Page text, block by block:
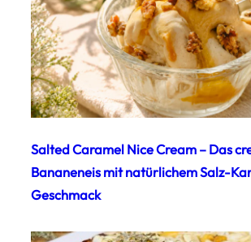
Salted Caramel Nice Cream – Das
Bananeneis mit natürlichem Salz-
Geschmack